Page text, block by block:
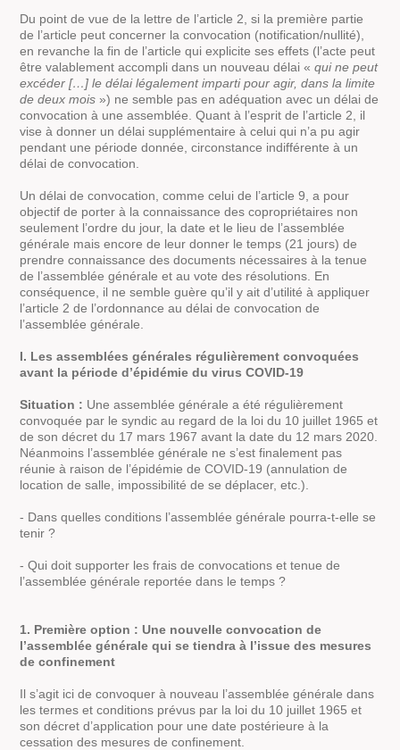
Du point de vue de la lettre de l’article 2, si la première partie
de l’article peut concerner la convocation (notification/nullité),
en revanche la fin de l’article qui explicite ses effets (l’acte peut
être valablement accompli dans un nouveau délai « qui ne peut
excéder […] le délai légalement imparti pour agir, dans la limite
de deux mois ») ne semble pas en adéquation avec un délai de
convocation à une assemblée. Quant à l’esprit de l’article 2, il
vise à donner un délai supplémentaire à celui qui n’a pu agir
pendant une période donnée, circonstance indifférente à un
délai de convocation.
Un délai de convocation, comme celui de l’article 9, a pour
objectif de porter à la connaissance des copropriétaires non
seulement l’ordre du jour, la date et le lieu de l’assemblée
générale mais encore de leur donner le temps (21 jours) de
prendre connaissance des documents nécessaires à la tenue
de l’assemblée générale et au vote des résolutions. En
conséquence, il ne semble guère qu’il y ait d’utilité à appliquer
l’article 2 de l’ordonnance au délai de convocation de
l’assemblée générale.
I. Les assemblées générales régulièrement convoquées
avant la période d’épidémie du virus COVID-19
Situation : Une assemblée générale a été régulièrement
convoquée par le syndic au regard de la loi du 10 juillet 1965 et
de son décret du 17 mars 1967 avant la date du 12 mars 2020.
Néanmoins l’assemblée générale ne s’est finalement pas
réunie à raison de l’épidémie de COVID-19 (annulation de
location de salle, impossibilité de se déplacer, etc.).
- Dans quelles conditions l’assemblée générale pourra-t-elle se
tenir ?
- Qui doit supporter les frais de convocations et tenue de
l’assemblée générale reportée dans le temps ?
1. Première option : Une nouvelle convocation de
l’assemblée générale qui se tiendra à l’issue des mesures
de confinement
Il s’agit ici de convoquer à nouveau l’assemblée générale dans
les termes et conditions prévus par la loi du 10 juillet 1965 et
son décret d’application pour une date postérieure à la
cessation des mesures de confinement.